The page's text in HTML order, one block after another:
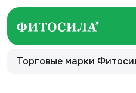
Торговые марки